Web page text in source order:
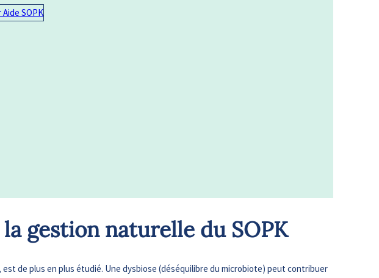
SOPK
gestion naturelle du SOPK
de plus en plus étudié. Une dysbiose (déséquilibre du microbiote) peut contribuer